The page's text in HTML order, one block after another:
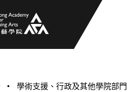
學術支援、行政及其他學院部門